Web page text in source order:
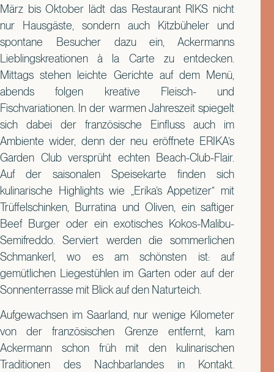
März bis Oktober lädt das Restaurant RIKS nicht
nur Hausgäste, sondern auch Kitzbüheler und
spontane Besucher dazu ein, Ackermanns
Lieblingskreationen à la Carte zu entdecken.
Mittags stehen leichte Gerichte auf dem Menü,
abends folgen kreative Fleisch- und
Fischvariationen. In der warmen Jahreszeit spiegelt
sich dabei der französische Einfluss auch im
Ambiente wider, denn der neu eröffnete ERIKA’s
Garden Club versprüht echten Beach-Club-Flair.
Auf der saisonalen Speisekarte finden sich
kulinarische Highlights wie „Erika’s Appetizer“ mit
Trüffelschinken, Burratina und Oliven, ein saftiger
Beef Burger oder ein exotisches Kokos-Malibu-
Semifreddo. Serviert werden die sommerlichen
Schmankerl, wo es am schönsten ist: auf
gemütlichen Liegestühlen im Garten oder auf der
Sonnenterrasse mit Blick auf den Naturteich.
Aufgewachsen im Saarland, nur wenige Kilometer
von der französischen Grenze entfernt, kam
Ackermann schon früh mit den kulinarischen
Traditionen des Nachbarlandes in Kontakt.